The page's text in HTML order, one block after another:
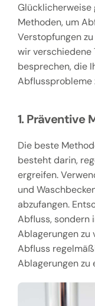
Methoden, um
Verstopfungen
wir verschiedene
besprechen, die
Abflussprobleme
1. Präventive
Die beste
besteht darin,
ergreifen.
und
abzufangen.
Abfluss, sondern
Ablagerungen zu
Abfluss
Ablagerungen zu